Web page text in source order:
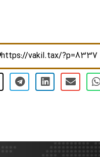
https://vakil.tax/?p=8337